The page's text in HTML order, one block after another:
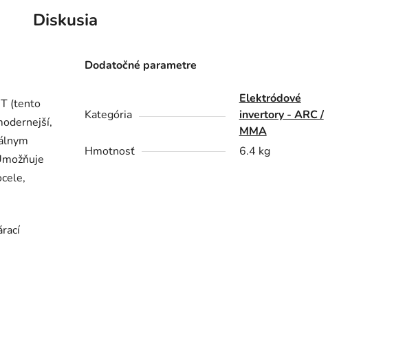
Diskusia
(tento
Dodatočné parametre
Kategória
Elektródové
invertory - ARC /
MMA
Hmotnosť
6.4 kg